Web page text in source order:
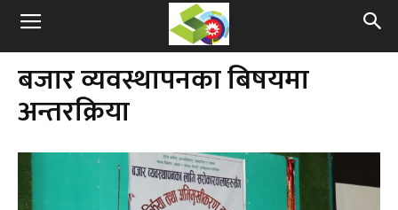
बजार व्यवस्थापनका बिषयमा
अन्तरक्रिया